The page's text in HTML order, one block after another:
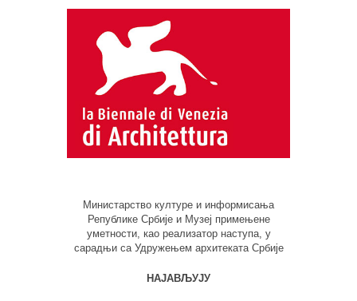
Министарство културе и информисања
Републике Србије и Музеј примењене
уметности, као реализатор наступа, у
сарадњи са Удружењем архитеката Србије
НАЈАВЉУЈУ